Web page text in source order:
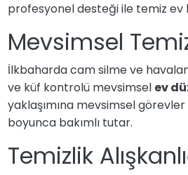
profesyonel desteği ile temiz ev
Mevsimsel
İlkbaharda cam silme ve
ve küf kontrolü mevsimsel ev
yaklaşımına mevsimsel
boyunca bakımlı tutar.
Temizlik